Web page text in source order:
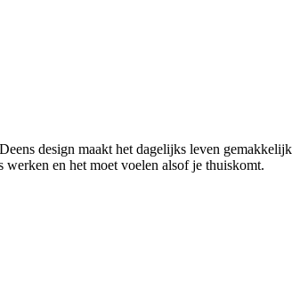
design maakt het dagelijks leven
en het moet voelen alsof je thuiskomt.